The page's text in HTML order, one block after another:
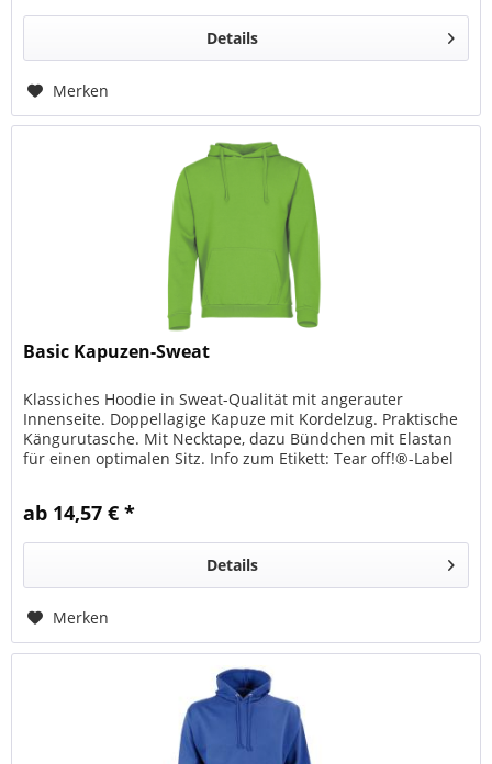
Details
Merken
Basic Kapuzen-Sweat
Klassiches Hoodie in Sweat-Qualität mit angerauter
Innenseite. Doppellagige Kapuze mit Kordelzug. Praktische
Kängurutasche. Mit Necktape, dazu Bündchen mit Elastan
für einen optimalen Sitz. Info zum Etikett: Tear off!®-Label
ab 14,57 € *
Details
Merken